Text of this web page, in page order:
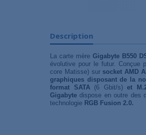
Description
La carte mère Gigabyte B550
évolutive pour le futur. Conçue
core Matisse) sur socket AMD
graphiques disposant de la
format SATA (6 Gbit/s)et
Gigabyte dispose en outre des
technologie RGB Fusion 2.0.